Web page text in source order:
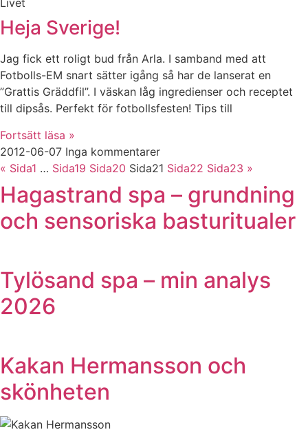
Livet
Heja Sverige!
Jag fick ett roligt bud från Arla. I samband med att
Fotbolls-EM snart sätter igång så har de lanserat en
”Grattis Gräddfil”. I väskan låg ingredienser och receptet
till dipsås. Perfekt för fotbollsfesten! Tips till
Fortsätt läsa »
2012-06-07 Inga kommentarer
« Sida1 … Sida19 Sida20 Sida21 Sida22 Sida23 »
Hagastrand spa – grundning
och sensoriska basturitualer
Tylösand spa – min analys
2026
Kakan Hermansson och
skönheten